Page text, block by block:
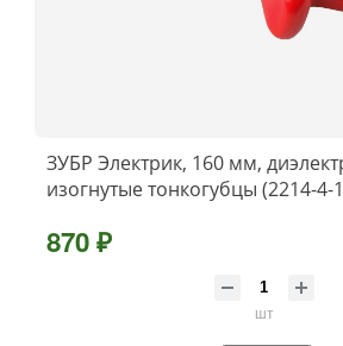
ЗУБР Электрик, 160 мм,
изогнутые тонкогубцы (2214-4-
870 ₽
шт